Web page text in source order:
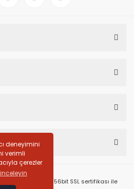
deneyimini
verimli
çerezler
inceleyin
kartı bilgileriniz 256bit SSL sertifikası ile